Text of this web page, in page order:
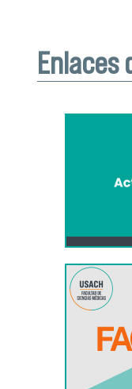
Enlaces